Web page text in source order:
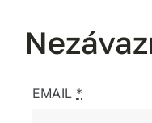
EMAIL *